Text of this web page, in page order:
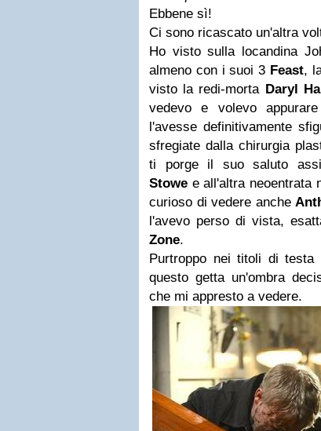
Ebbene sì!
Ci sono ricascato un'altra
Ho visto sulla locandina
almeno con i suoi 3 Feast,
visto la redi-morta Daryl
vedevo e volevo
l'avesse definitivamente
sfregiate dalla chirurgia
ti porge il suo saluto
Stowe e all'altra neoentrata
curioso di vedere anche
l'avevo perso di vista,
Zone.
Purtroppo nei titoli di
questo getta un'ombra
che mi appresto a vedere.